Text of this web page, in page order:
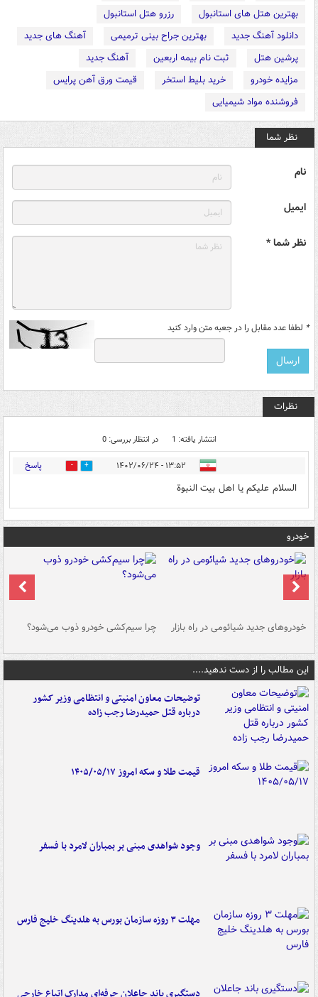
بهترین هتل های استانبول
رزرو هتل استانبول
دانلود آهنگ جدید
بهترین جراح بینی ترمیمی
آهنگ های جدید
پرشین هتل
ثبت نام بیمه اربعین
آهنگ جدید
مزایده خودرو
خرید بلیط استخر
قیمت ورق آهن پرایس
فروشنده مواد شیمیایی
نظر شما
نام
ایمیل
نظر شما *
* لطفا عدد مقابل را در جعبه متن وارد کنید
نظرات
انتشار یافته: 1 در انتظار بررسی: 0
۱۳:۵۲ - ۱۴۰۲/۰۶/۲۴ 2 پاسخ
السلام علیکم یا اهل بیت النبوة
خودرو
خودروهای جدید شیائومی در راه بازار چرا سیم‌کشی خودرو ذوب می‌شود؟
این مطالب را از دست ندهید....
توضیحات معاون امنیتی و انتظامی وزیر کشور
درباره قتل حمیدرضا رجب زاده
قیمت طلا و سکه امروز ۱۴۰۵/۰۵/۱۷
وجود شواهدی مبنی بر بمباران لامرد با فسفر
مهلت ۳ روزه سازمان بورس به هلدینگ خلیج فارس
دستگیری باند جاعلان حرفه‌ای مدارک اتباع خارجی